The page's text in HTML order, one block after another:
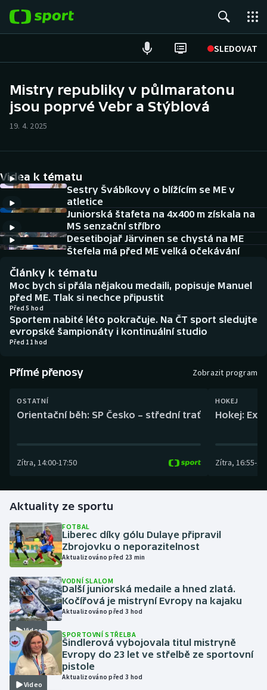
SLEDOVAT
Hokej
Cyklistika
DALŠÍ SPORTY
Americký fotbal
Baseball a softbal
Basketbal
Biatlon
Curling
Futsal
Golf
Gymnastika
Házená
Jezdectví
Judo
Krasobruslení
NEPŘEHLÉDNĚTE
Soutěže
Historické návraty
Aplikace ČT sport
Mistry republiky v půlmaratonu
jsou poprvé Vebr a Stýblová
19. 4. 2025
Videa k tématu
Sestry Švábíkovy o blížícím se ME v
atletice
Juniorská štafeta na 4x400 m získala na
MS senzační stříbro
Desetibojař Järvinen se chystá na ME
Štefela má před ME velká očekávání
Články k tématu
Moc bych si přála nějakou medaili, popisuje Manuel
před ME. Tlak si nechce připustit
Před 5 hod
Sportem nabité léto pokračuje. Na ČT sport sledujte
evropské šampionáty i kontinuální studio
Před 11 hod
Přímé přenosy Zobrazit program
OSTATNÍ
Orientační běh: SP Česko – střední trať
Zítra, 14:00-17:50
HOKEJ
Hokej:
Zítra, 16:55-
Aktuality ze sportu
FOTBAL
Liberec díky gólu Dulaye připravil
Zbrojovku o neporazitelnost
Aktualizováno před 23 min
Video
VODNÍ SLALOM
Další juniorská medaile a hned zlatá.
Kočířová je mistryní Evropy na kajaku
Aktualizováno před 3 hod
Video
SPORTOVNÍ STŘELBA
Šindlerová vybojovala titul mistryně
Evropy do 23 let ve střelbě ze sportovní
pistole
Aktualizováno před 3 hod